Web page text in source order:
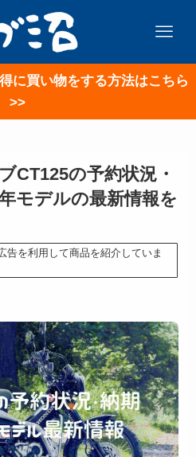
に買い物をする方法はこちら
>>
CT125の予約状況・
モデルの最新情報を
告を利用して商品を紹介していま